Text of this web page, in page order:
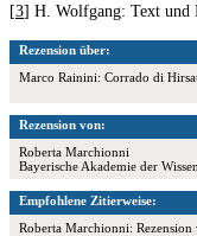
[3] H. Wolfgang: Text und
Rezension über:
Marco Rainini: Corrado di
Rezension von:
Roberta Marchionni
Bayerische Akademie der
Empfohlene Zitierweise:
Roberta Marchionni: